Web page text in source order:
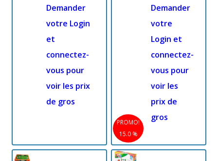
Demander
votre Login
et
connectez-
vous pour
voir les prix
de gros
PROMO!
15.0 %
Demander
votre
Login et
connectez-
vous pour
voir les
prix de
gros